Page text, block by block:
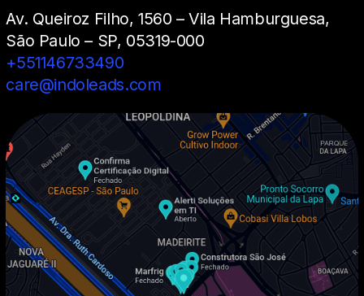
Av. Queiroz Filho, 1560 – Vila Hamburguesa,
São Paulo – SP, 05319-000
+551146733490
care@indoleads.com